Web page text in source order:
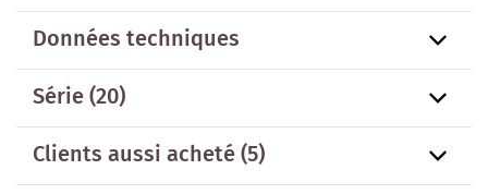
Données techniques
Série(20)
Clients aussi acheté(5)